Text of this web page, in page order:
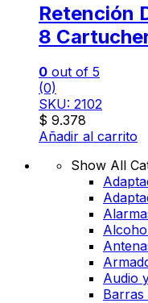
Retención
8
0 out of 5
(0)
SKU: 2102
$ 9.378
Añadir al carrito
Show All
Audio
Barras